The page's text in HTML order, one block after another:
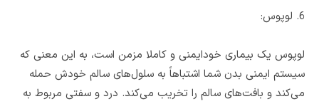
6. لوپوس:
لوپوس یک بیماری خودایمنی و کاملا مزمن است، به این معنی که
سیستم ایمنی بدن شما اشتباهاً به سلول‌های سالم خودش حمله
می‌کند و بافت‌های سالم را تخریب می‌کند. درد و سفتی مربوط به